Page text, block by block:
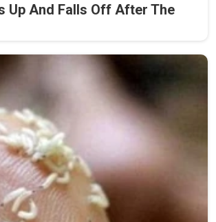
Up And Falls Off After The